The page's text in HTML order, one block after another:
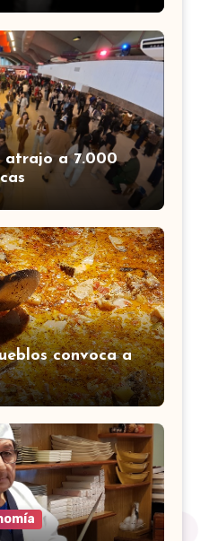
atrajo a 7.000
convoca a